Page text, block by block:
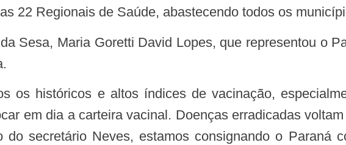
22 Regionais de Saúde, abastecendo todos os
em dia a carteira vacinal. Doenças erradicadas
secretário Neves, estamos consignando o Paraná